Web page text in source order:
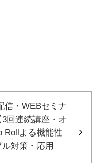
・WEBセミナ
回連続講座・オ
Rollよる機能性
対策・応用